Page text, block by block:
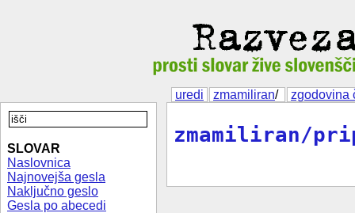
uredi zmamiliran/ zgodovina
SLOVAR
Naslovnica
Najnovejša gesla
Naključno geslo
Gesla po abecedi
zmamiliran/